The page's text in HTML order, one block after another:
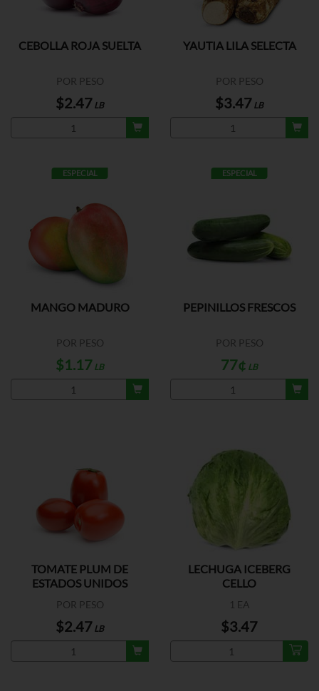
CEBOLLA ROJA SUELTA
POR PESO
$2.47 LB
YAUTIA LILA SELECTA
POR PESO
$3.47 LB
ESPECIAL
MANGO MADURO
POR PESO
$1.17 LB
ESPECIAL
PEPINILLOS FRESCOS
POR PESO
77¢ LB
TOMATE PLUM DE
ESTADOS UNIDOS
POR PESO
$2.47 LB
LECHUGA ICEBERG
CELLO
1 EA
$3.47